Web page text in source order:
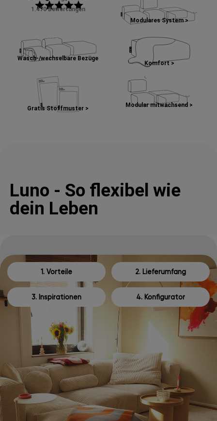
starstarstarstarstar
1.470 Bewertungen
Modulares System >
Wasch-/wechselbare Bezüge
Komfort >
Gratis Stoffmuster >
Modular mitwachsend >
Luno - So flexibel wie
dein Leben
1. Vorteile 2. Lieferumfang
3. Inspirationen 4. Konfigurator